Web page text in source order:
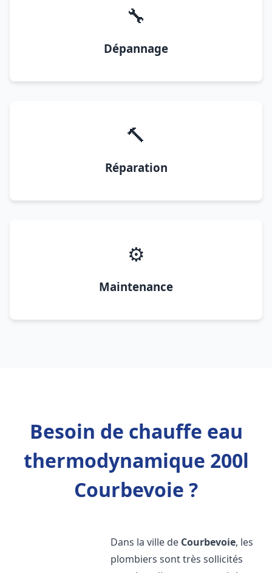
🔧
Dépannage
🔨
Réparation
⚙️
Maintenance
Besoin de chauffe eau
thermodynamique 200l
Courbevoie ?
Dans la ville de Courbevoie, les
plombiers sont très sollicités